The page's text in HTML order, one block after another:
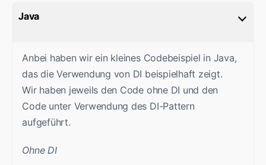
Java
Anbei haben wir ein kleines Codebeispiel in Java,
das die Verwendung von DI beispielhaft zeigt.
Wir haben jeweils den Code ohne DI und den
Code unter Verwendung des DI-Pattern
aufgeführt.
Ohne DI